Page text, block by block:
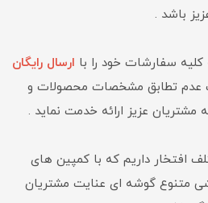
باشد .
کلیه سفارشات خود را با ارسال رایگان
عدم تطابق مشخصات محصولات و
عزیز ارائه خدمت نماید ‌.
افتخار داریم که با کمپین های
متنوع گوشه ای عنایت مشتریان